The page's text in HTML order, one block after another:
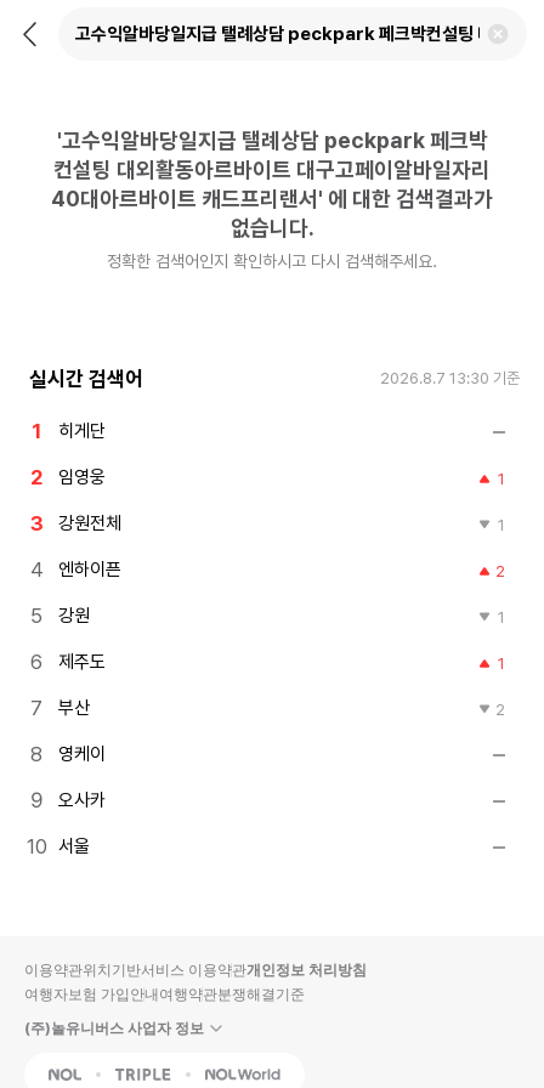
뒤
검
'고수익알바당일지급 탤례상담 peckpark 페크박
컨설팅 대외활동아르바이트 대구고페이알바일자리
40대아르바이트 캐드프리랜서 ' 에 대한 검색결과가
없습니다.
정확한 검색어인지 확인하시고 다시 검색해주세요.
실시간 검색어 2026.8.7 13:30 기준
히게단
임영웅 1
강원전체 1
엔하이픈 2
강원 1
제주도 1
부산 2
영케이
오사카
서울
이용약관위치기반서비스 이용약관개인정보 처리방침
여행자보험 가입안내여행약관분쟁해결기준
(주)놀유니버스 사업자 정보
NOL Triple Interpark Global